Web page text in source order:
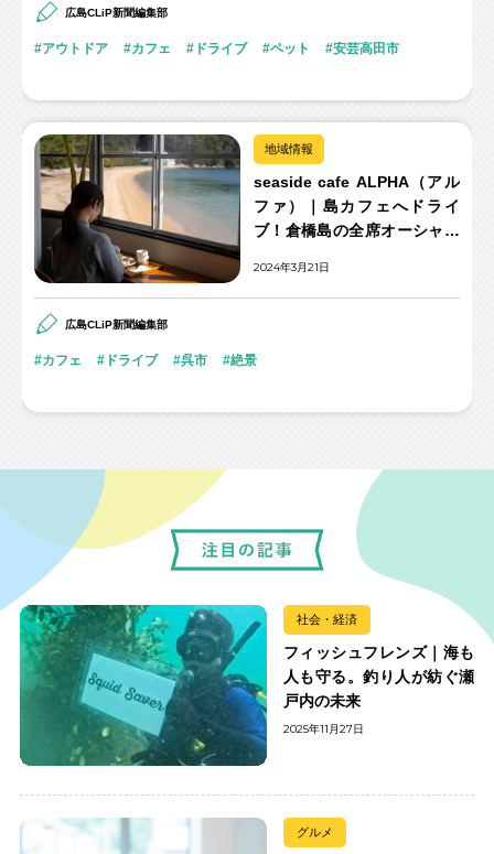
広島CLiP新聞編集部
アウトドア カフェ ドライブ ペット 安芸高田市
地域情報
seaside cafe ALPHA（アル
ファ）｜島カフェへドライ
ブ！倉橋島の全席オーシャン
2024年3月21日
広島CLiP新聞編集部
カフェ ドライブ 呉市 絶景
社会・経済
フィッシュフレンズ｜海も
人も守る。釣り人が紡ぐ瀬
戸内の未来
2025年11月27日
グルメ